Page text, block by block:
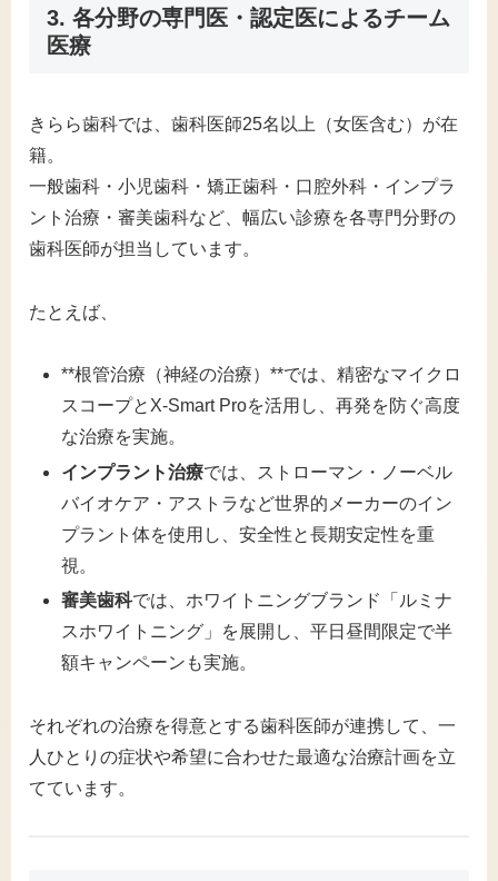
3. 各分野の専門医・認定医によるチーム
医療
きらら歯科では、歯科医師25名以上（女医含む）が在
籍。
一般歯科・小児歯科・矯正歯科・口腔外科・インプラ
ント治療・審美歯科など、幅広い診療を各専門分野の
歯科医師が担当しています。
たとえば、
**根管治療（神経の治療）**では、精密なマイクロ
スコープとX-Smart Proを活用し、再発を防ぐ高度
な治療を実施。
インプラント治療では、ストローマン・ノーベル
バイオケア・アストラなど世界的メーカーのイン
プラント体を使用し、安全性と長期安定性を重
視。
審美歯科では、ホワイトニングブランド「ルミナ
スホワイトニング」を展開し、平日昼間限定で半
額キャンペーンも実施。
それぞれの治療を得意とする歯科医師が連携して、一
人ひとりの症状や希望に合わせた最適な治療計画を立
てています。